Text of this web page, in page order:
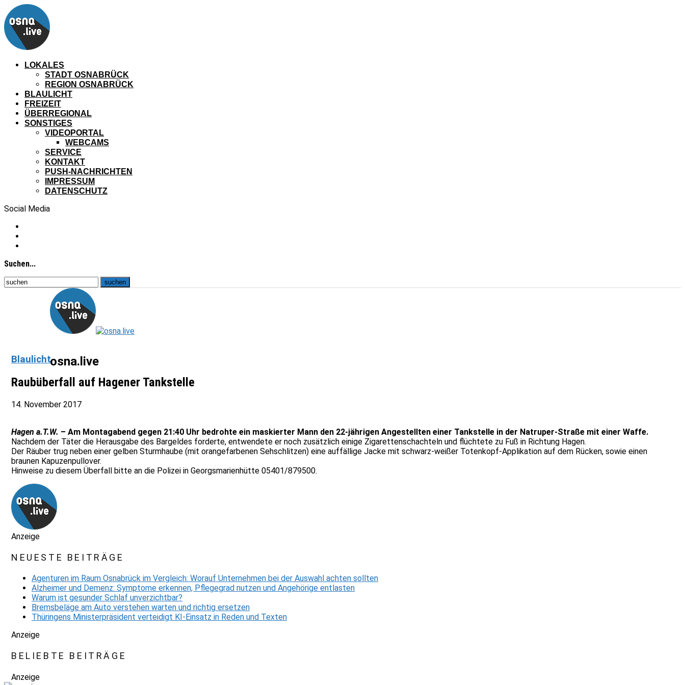
LOKALES
STADT OSNABRÜCK
REGION OSNABRÜCK
BLAULICHT
FREIZEIT
ÜBERREGIONAL
SONSTIGES
VIDEOPORTAL
WEBCAMS
SERVICE
KONTAKT
PUSH-NACHRICHTEN
IMPRESSUM
DATENSCHUTZ
Social Media
Suchen...
osna.live
Blaulicht
Raubüberfall auf Hagener Tankstelle
14. November 2017
Hagen a.T.W. – Am Montagabend gegen 21:40 Uhr bedrohte ein maskierter Mann den 22-jährigen Angestellten einer Tankstelle in der Natruper-Straße mit einer Waffe.
Nachdem der Täter die Herausgabe des Bargeldes forderte, entwendete er noch zusätzlich einige Zigarettenschachteln und flüchtete zu Fuß in Richtung Hagen.
Der Räuber trug neben einer gelben Sturmhaube (mit orangefarbenen Sehschlitzen) eine auffällige Jacke mit schwarz-weißer Totenkopf-Applikation auf dem Rücken, sowie einen
braunen Kapuzenpullover.
Hinweise zu diesem Überfall bitte an die Polizei in Georgsmarienhütte 05401/879500.
Anzeige
NEUESTE BEITRÄGE
Agenturen im Raum Osnabrück im Vergleich: Worauf Unternehmen bei der Auswahl achten sollten
Alzheimer und Demenz: Symptome erkennen, Pflegegrad nutzen und Angehörige entlasten
Warum ist gesunder Schlaf unverzichtbar?
Bremsbeläge am Auto verstehen warten und richtig ersetzen
Thüringens Ministerpräsident verteidigt KI-Einsatz in Reden und Texten
Anzeige
BELIEBTE BEITRÄGE
Anzeige